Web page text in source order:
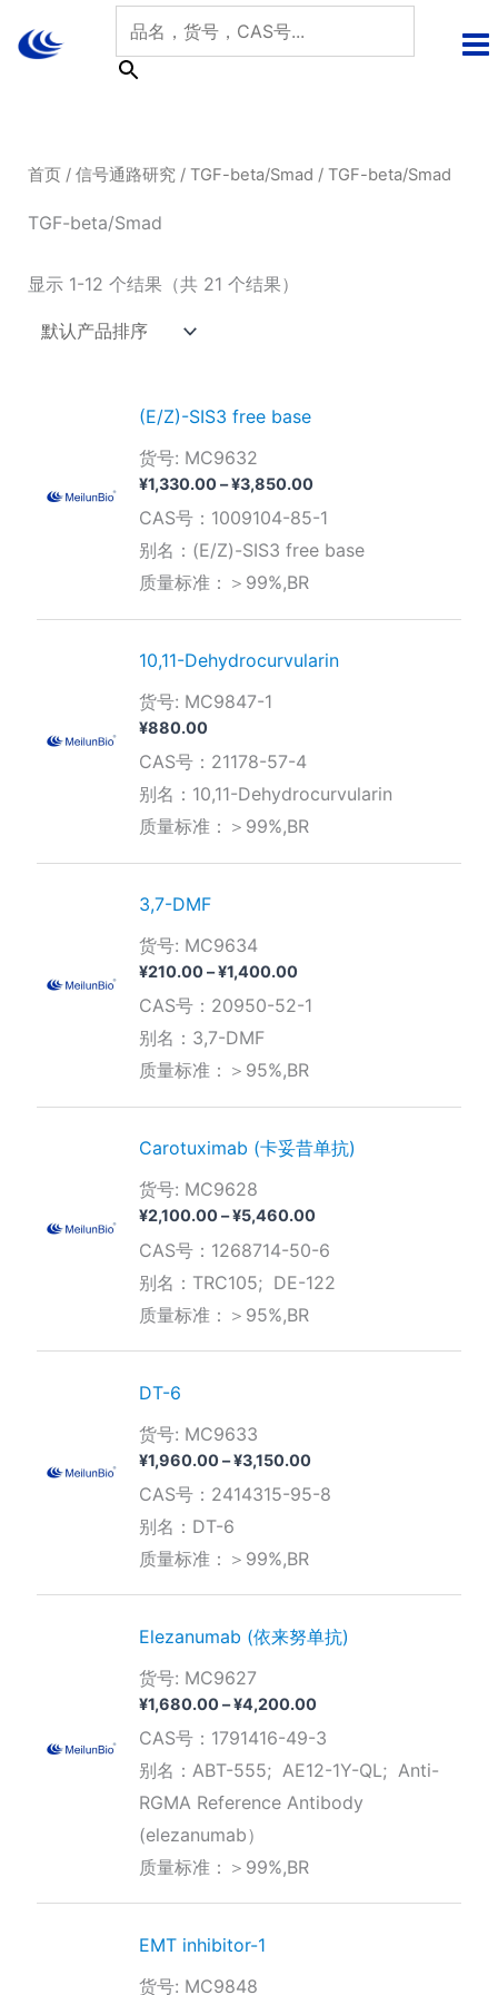
首页/ 信号通路研究/ TGF-beta/Smad / TGF-beta/Smad
TGF-beta/Smad
显示 1-12 个结果（共 21 个结果）
(E/Z)-SIS3 free base
货号: MC9632
¥1,330.00–¥3,850.00价
范
围：
¥1,330.00
CAS号：1009104-85-1
别名：(E/Z)-SIS3 free base
质量标准：＞99%,BR
10,11-Dehydrocurvularin
货号: MC9847-1
¥880.00
CAS号：21178-57-4
别名：10,11-Dehydrocurvularin
质量标准：＞99%,BR
3,7-DMF
货号: MC9634
¥210.00–¥1,400.00价
范
至
CAS号：20950-52-1
别名：3,7-DMF
质量标准：＞95%,BR
Carotuximab (卡妥昔单抗)
货号: MC9628
¥2,100.00–¥5,460.00价
范
围：
¥2,100.00
CAS号：1268714-50-6
别名：TRC105; DE-122
质量标准：＞95%,BR
DT-6
货号: MC9633
¥1,960.00–¥3,150.00价
范
CAS号：2414315-95-8
别名：DT-6
质量标准：＞99%,BR
Elezanumab (依来努单抗)
货号: MC9627
¥1,680.00–¥4,200.00价
范
围：
¥1,680.00
至
CAS号：1791416-49-3
别名：ABT-555; AE12-1Y-QL; Anti-
RGMA Reference Antibody
(elezanumab）
质量标准：＞99%,BR
EMT inhibitor-1
货号: MC9848